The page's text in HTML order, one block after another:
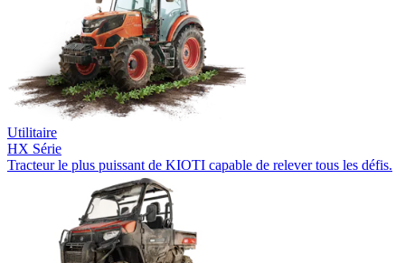
Utilitaire
HX Série
Tracteur le plus puissant de KIOTI capable de relever tous les défis.